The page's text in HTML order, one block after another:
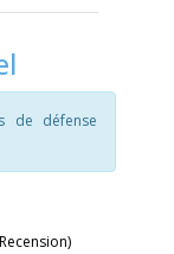
de défense